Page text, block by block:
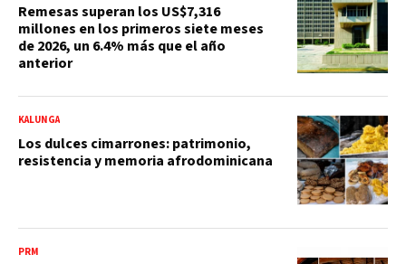
Remesas superan los US$7,316
millones en los primeros siete meses
de 2026, un 6.4% más que el año
anterior
KALUNGA
Los dulces cimarrones: patrimonio,
resistencia y memoria afrodominicana
PRM